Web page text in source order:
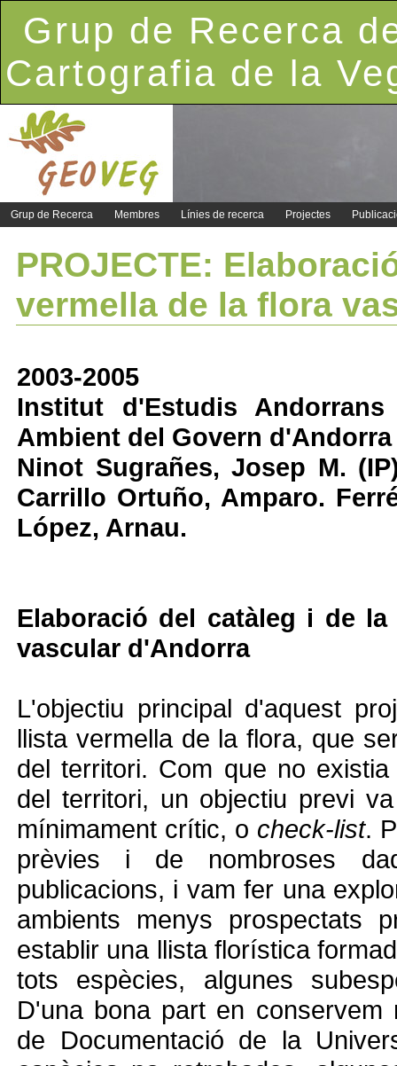
Grup de Recerca
Cartografia de la
Grup de Recerca Membres Línies de recerca Projectes
PROJECTE:
vermella de la flora
2003-2005
Institut d'Estudis
Ambient del Govern d'Andorra
Ninot Sugrañes, Josep M.
Carrillo Ortuño, Amparo.
López, Arnau.
Elaboració del catàleg i de
vascular d'Andorra
L'objectiu principal d'aquest
llista vermella de la flora, que
del territori. Com que no
del territori, un objectiu previ
mínimament crític, o check-list.
prèvies i de nombroses
publicacions, i vam fer una
ambients menys prospectats
establir una llista florística
tots espècies, algunes
D'una bona part en conservem
de Documentació de la